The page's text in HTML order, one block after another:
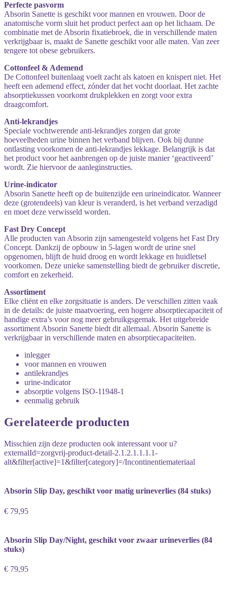
Perfecte pasvorm
Absorin Sanette is geschikt voor mannen en vrouwen. Door de
anatomische vorm sluit het product perfect aan op het lichaam. De
combinatie met de Absorin fixatiebroek, die in verschillende maten
verkrijgbaar is, maakt de Sanette geschikt voor alle maten. Van zeer
tengere tot obese gebruikers.
Cottonfeel & Ademend
De Cottonfeel buitenlaag voelt zacht als katoen en knispert niet. Het
heeft een ademend effect, zónder dat het vocht doorlaat. Het zachte
absorptiekussen voorkomt drukplekken en zorgt voor extra
draagcomfort.
Anti-lekrandjes
Speciale vochtwerende anti-lekrandjes zorgen dat grote
hoeveelheden urine binnen het verband blijven. Ook bij dunne
ontlasting voorkomen de anti-lekrandjes lekkage. Belangrijk is dat
het product voor het aanbrengen op de juiste manier ‘geactiveerd’
wordt. Zie hiervoor de aanleginstructies.
Urine-indicator
Absorin Sanette heeft op de buitenzijde een urineindicator. Wanneer
deze (grotendeels) van kleur is veranderd, is het verband verzadigd
en moet deze verwisseld worden.
Fast Dry Concept
Alle producten van Absorin zijn samengesteld volgens het Fast Dry
Concept. Dankzij de opbouw in 5-lagen wordt de urine snel
opgenomen, blijft de huid droog en wordt lekkage en huidletsel
voorkomen. Deze unieke samenstelling biedt de gebruiker discretie,
comfort en zekerheid.
Assortiment
Elke cliënt en elke zorgsituatie is anders. De verschillen zitten vaak
in de details: de juiste maatvoering, een hogere absorptiecapaciteit of
handige extra’s voor nog meer gebruikgsgemak. Het uitgebreide
assortiment Absorin Sanette biedt dit allemaal. Absorin Sanette is
verkrijgbaar in verschillende maten en absorptiecapaciteiten.
inlegger
voor mannen en vrouwen
antilekrandjes
urine-indicator
absorptie volgens ISO-11948-1
eenmalig gebruik
Gerelateerde producten
Misschien zijn deze producten ook interessant voor u?
externalId=zorgvrij-product-detail-2.1.2.1.1.1.1-
alt&filter[active]=1&filter[category]=/Incontinentiemateriaal
Absorin Slip Day, geschikt voor matig urineverlies (84 stuks)
€ 79,95
Absorin Slip Day/Night, geschikt voor zwaar urineverlies (84
stuks)
€ 79,95